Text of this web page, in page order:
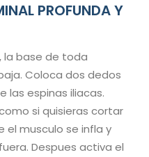
PROFUNDA Y
la base de toda
Coloca dos dedos
las espinas iliacas.
si quisieras cortar
el musculo se infla y
Despues activa el